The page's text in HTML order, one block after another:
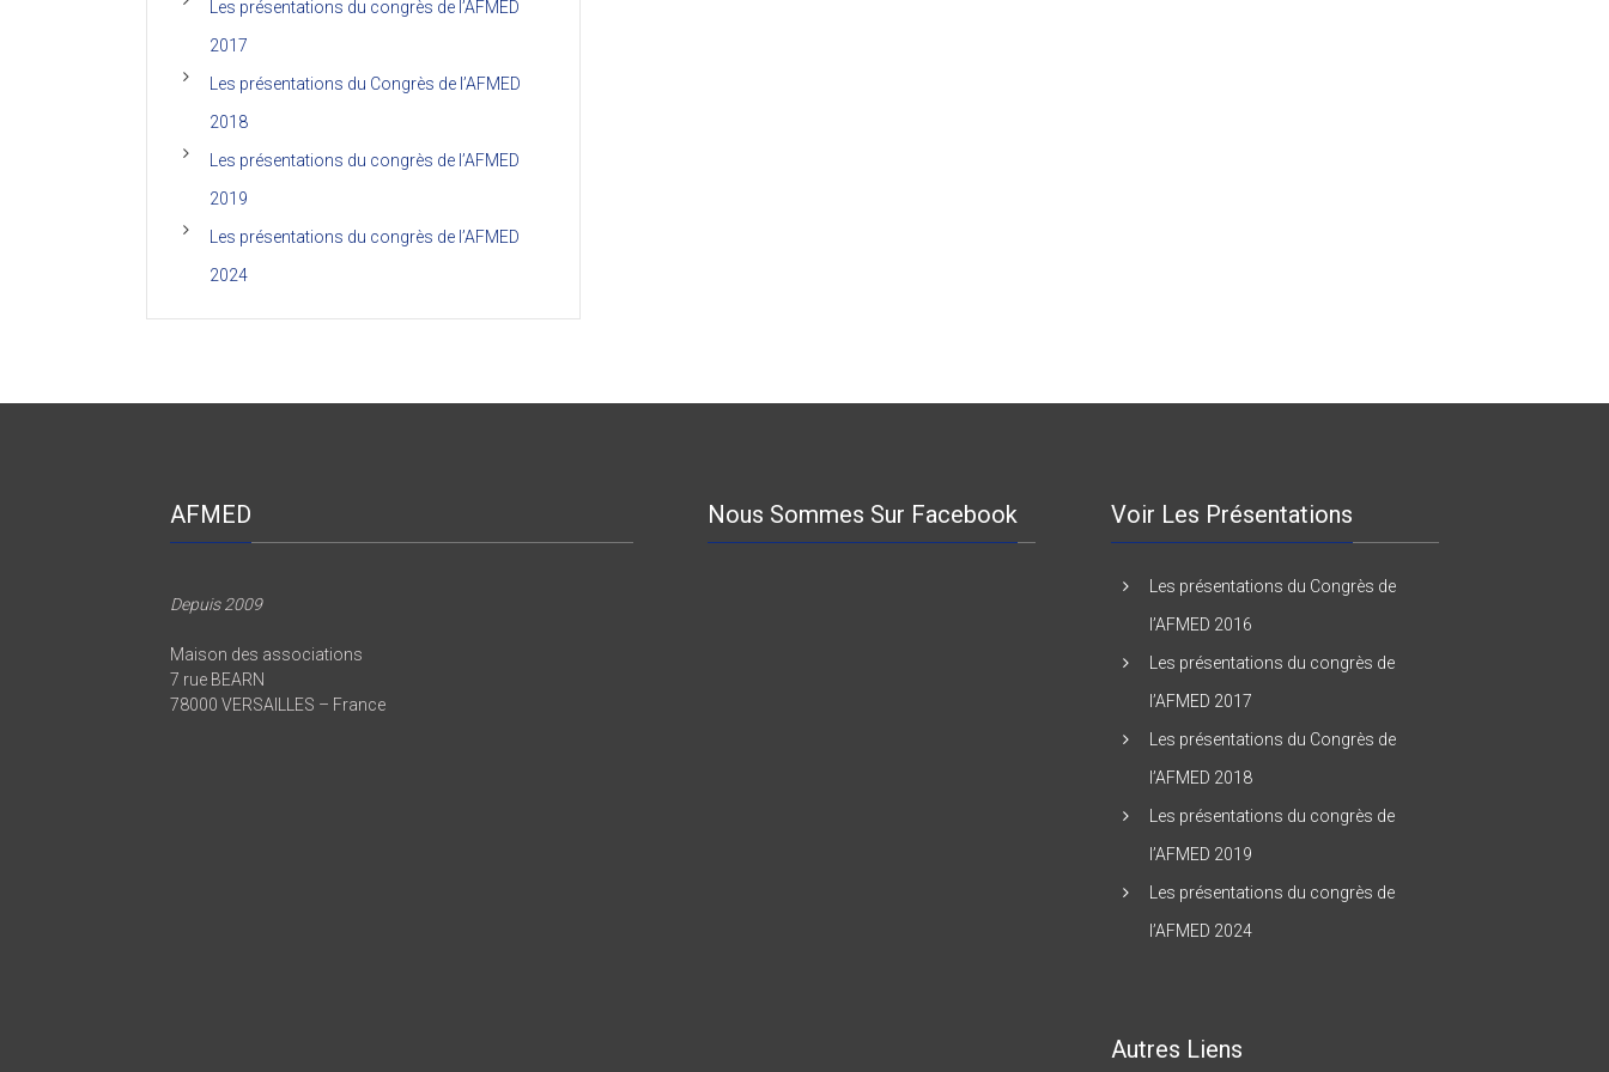
Les présentations du congrès de l’AFMED
2017
Les présentations du Congrès de l’AFMED
2018
Les présentations du congrès de l’AFMED
2019
Les présentations du congrès de l’AFMED
2024
AFMED
Depuis 2009
Maison des associations
7 rue BEARN
78000 VERSAILLES – France
Nous Sommes Sur Facebook Voir Les Présentations
Les présentations du Congrès de
l’AFMED 2016
Les présentations du congrès de
l’AFMED 2017
Les présentations du Congrès de
l’AFMED 2018
Les présentations du congrès de
l’AFMED 2019
Les présentations du congrès de
l’AFMED 2024
Autres Liens